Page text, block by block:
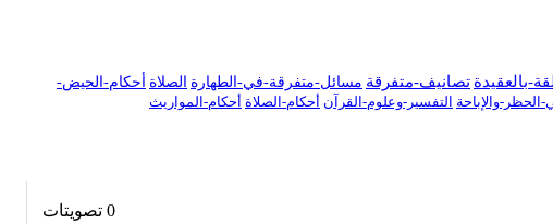
بالعقيدة تصانيف-متفرقة مسائل-متفرقة-في-الطهارة الصلاة أحكام-الحيض-
والإباحة التفسير-وعلوم-القرآن أحكام-الصلاة أحكام-المواريث
0 تصويتات